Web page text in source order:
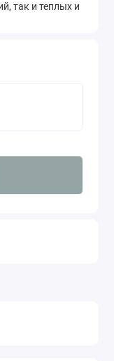
так и теплых и
позволяет
также
в течение
компактные
чехол для